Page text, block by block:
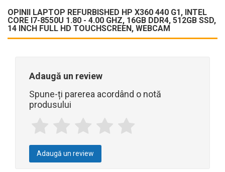
OPINII LAPTOP REFURBISHED HP X360 440 G1, INTEL
CORE I7-8550U 1.80 - 4.00 GHZ, 16GB DDR4, 512GB SSD,
14 INCH FULL HD TOUCHSCREEN, WEBCAM
Adaugă un review
Spune-ți parerea acordând o notă
produsului
Adaugă un review